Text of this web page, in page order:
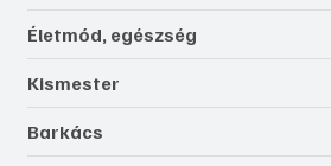
Életmód, egészség
Kismester
Barkács